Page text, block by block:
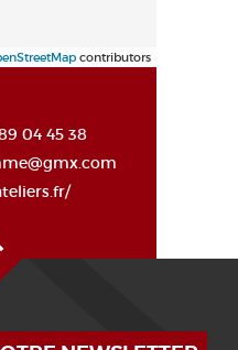
contributors
04 45 38